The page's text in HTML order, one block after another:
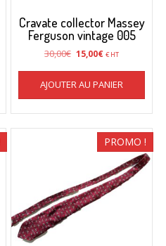
Cravate collector Massey
Ferguson vintage 005
30,00€ Le
était :
30,00€.
15,00€Le
est :
15,00€.
€ HT
AJOUTER AU PANIER
PROMO !